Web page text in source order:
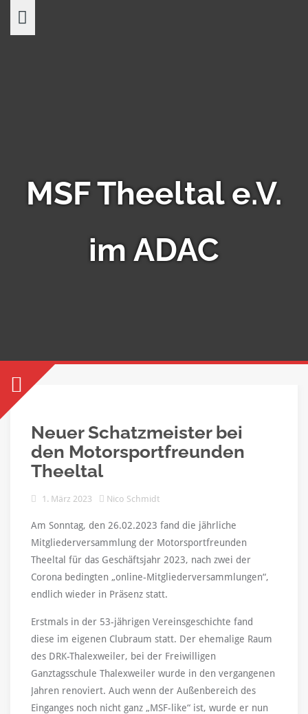
MSF Theeltal e.V.
im ADAC
Neuer Schatzmeister bei
den Motorsportfreunden
Theeltal
1. März 2023 Nico Schmidt
Am Sonntag, den 26.02.2023 fand die jährliche
Mitgliederversammlung der Motorsportfreunden
Theeltal für das Geschäftsjahr 2023, nach zwei der
Corona bedingten „online-Mitgliederversammlungen“,
endlich wieder in Präsenz statt.
Erstmals in der 53-jährigen Vereinsgeschichte fand
diese im eigenen Clubraum statt. Der ehemalige Raum
des DRK-Thalexweiler, bei der Freiwilligen
Ganztagsschule Thalexweiler wurde in den vergangenen
Jahren renoviert. Auch wenn der Außenbereich des
Einganges noch nicht ganz „MSF-like“ ist, wurde er nun